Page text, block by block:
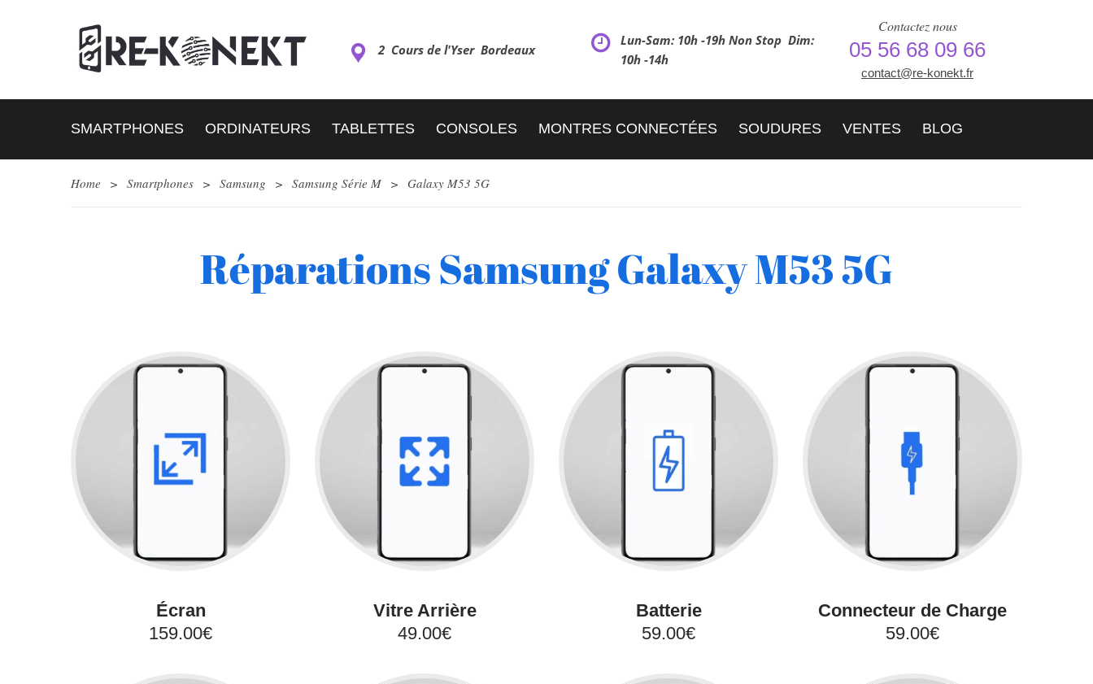
2 Cours de l'Yser Bordeaux
Lun-Sam: 10h -19h Non Stop Dim:
10h -14h
Contactez nous
05 56 68 09 66
contact@re-konekt.fr
SMARTPHONES ORDINATEURS TABLETTES CONSOLES MONTRES CONNECTÉES SOUDURES VENTES BLOG
Home > Smartphones > Samsung > Samsung Série M > Galaxy M53 5G
Réparations Samsung Galaxy M53 5G
Écran
159.00€
Vitre Arrière
49.00€
Batterie
59.00€
Connecteur de Charge
59.00€